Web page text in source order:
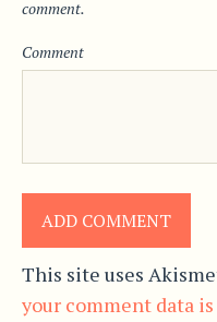
comment.
Comment
This site uses
your comment data is